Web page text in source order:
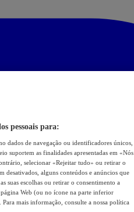
pessoais para:
dados de navegação ou identificadores únicos,
suportem as finalidades apresentadas em «Nós
selecionar «Rejeitar tudo» ou retirar o
desativados, alguns conteúdos e anúncios que
suas escolhas ou retirar o consentimento a
Web (ou no ícone na parte inferior
Para mais informação, consulte a nossa política